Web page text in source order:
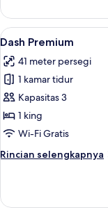
Kamar
Superior,
pemandangan
renang
(Dash)
Lihat
semua
foto
untuk
Dash
Premium
4
Dash Premium
41 meter persegi
1 kamar tidur
Kapasitas 3
1 king
Wi-Fi Gratis
Rincian selengkapnya
Rincian
Dash